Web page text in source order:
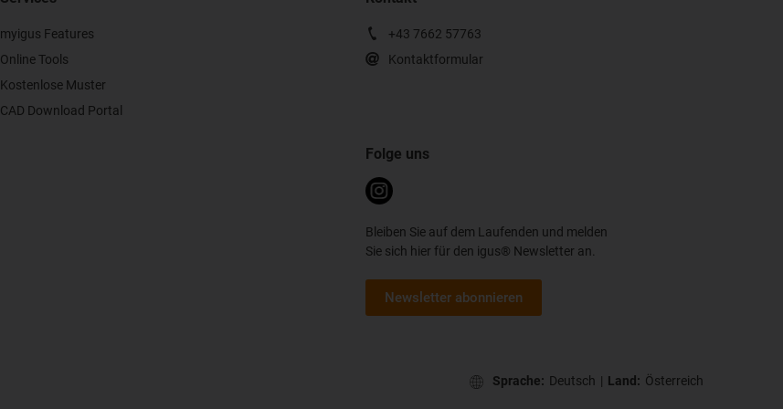
myigus Features
Online Tools
Kostenlose Muster
CAD Download Portal
+43 7662 57763
Kontaktformular
Folge uns
Bleiben Sie auf dem Laufenden und melden
Sie sich hier für den igus® Newsletter an.
Newsletter abonnieren
Sprache: Deutsch | Land: Österreich